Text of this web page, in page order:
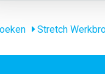
Stretch